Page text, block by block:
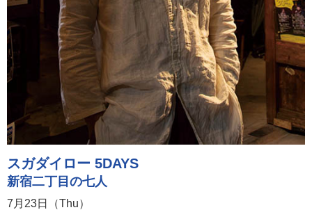
スガダイロー 5DAYS
新宿二丁目の七人
7月23日（Thu）